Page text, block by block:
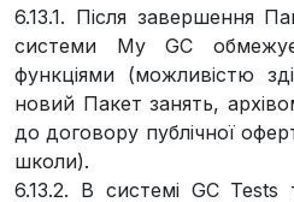
6.13.1. Після завершення
системи My GC
функціями (можливістю
новий Пакет занять,
до договору публічної
школи).
6.13.2. В системі GC Tests